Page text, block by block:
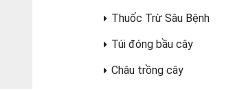
Thuốc Trừ Sâu Bệnh
Túi đóng bầu cây
Chậu trồng cây